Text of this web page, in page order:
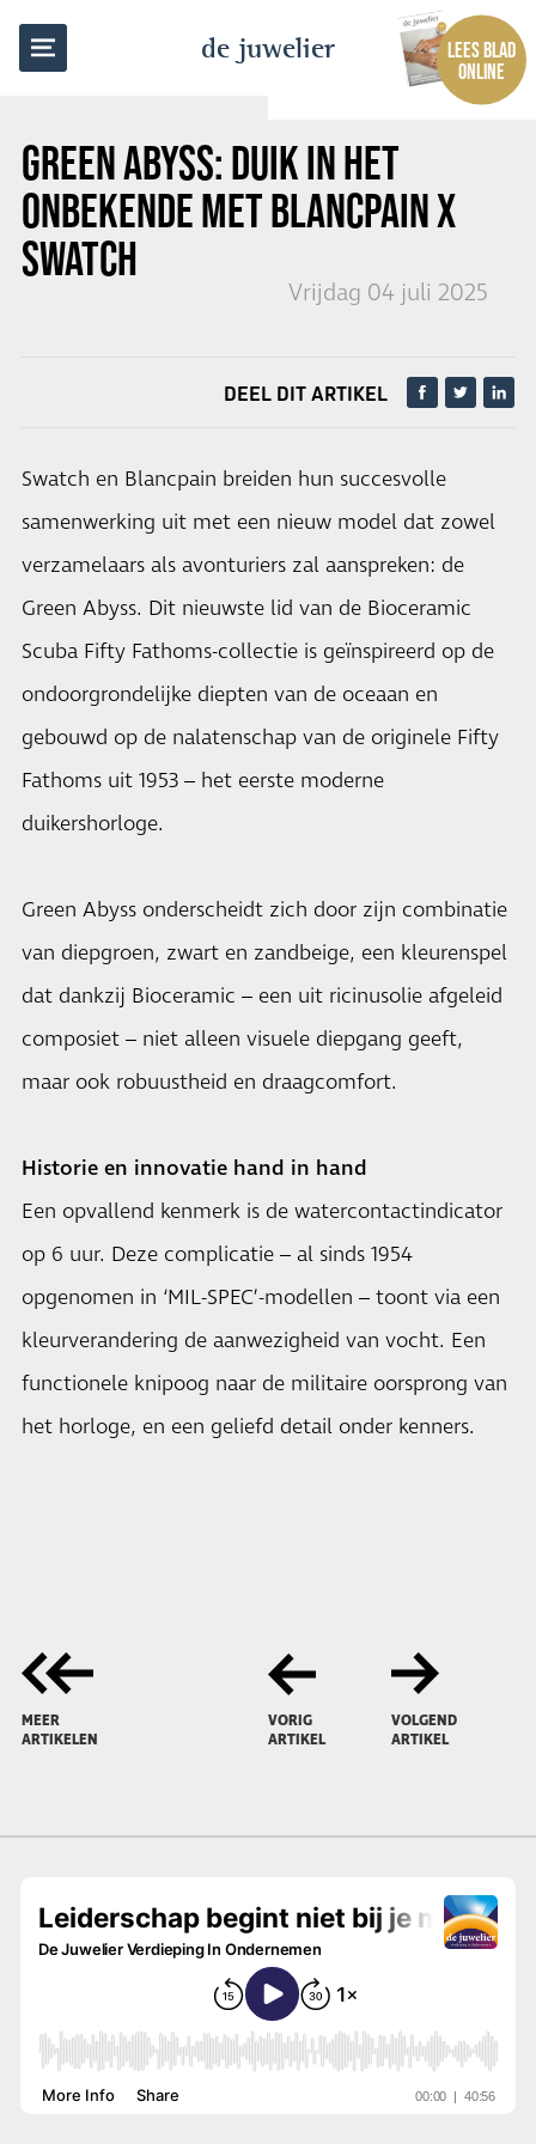
de juwelier
LEES BLAD
ONLINE
GREEN ABYSS: DUIK IN HET
ONBEKENDE MET BLANCPAIN X
SWATCH
Vrijdag 04 juli 2025
TERUG NAAR OVERZICHT
DEEL DIT ARTIKEL
Swatch en Blancpain breiden hun succesvolle
samenwerking uit met een nieuw model dat zowel
verzamelaars als avonturiers zal aanspreken: de
Green Abyss. Dit nieuwste lid van de Bioceramic
Scuba Fifty Fathoms-collectie is geïnspireerd op de
ondoorgrondelijke diepten van de oceaan en
gebouwd op de nalatenschap van de originele Fifty
Fathoms uit 1953 – het eerste moderne
duikershorloge.
Green Abyss onderscheidt zich door zijn combinatie
van diepgroen, zwart en zandbeige, een kleurenspel
dat dankzij Bioceramic – een uit ricinusolie afgeleid
composiet – niet alleen visuele diepgang geeft,
maar ook robuustheid en draagcomfort.
Historie en innovatie hand in hand
Een opvallend kenmerk is de watercontactindicator
op 6 uur. Deze complicatie – al sinds 1954
opgenomen in ‘MIL-SPEC’-modellen – toont via een
kleurverandering de aanwezigheid van vocht. Een
functionele knipoog naar de militaire oorsprong van
het horloge, en een geliefd detail onder kenners.
MEER
ARTIKELEN
VORIG
ARTIKEL
VOLGEND
ARTIKEL